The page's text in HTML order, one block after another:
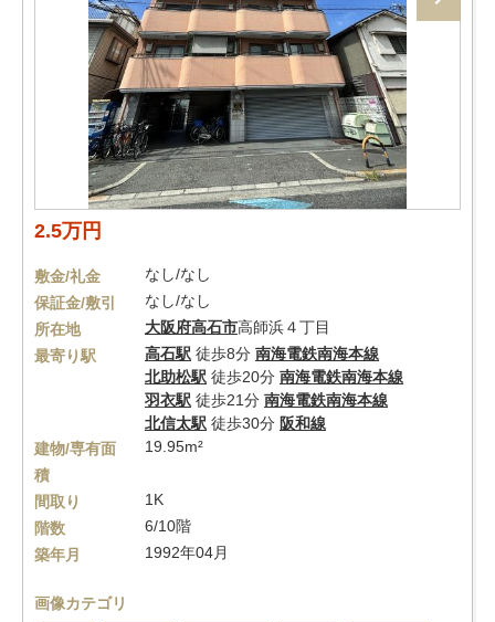
2.5万円
敷金/礼金
なし/なし
保証金/敷引
なし/なし
所在地
大阪府高石市高師浜４丁目
最寄り駅
高石駅 徒歩8分 南海電鉄南海本線
北助松駅 徒歩20分 南海電鉄南海本線
羽衣駅 徒歩21分 南海電鉄南海本線
北信太駅 徒歩30分 阪和線
建物/専有面
積
19.95m²
間取り
1K
階数
6/10階
築年月
1992年04月
画像カテゴリ